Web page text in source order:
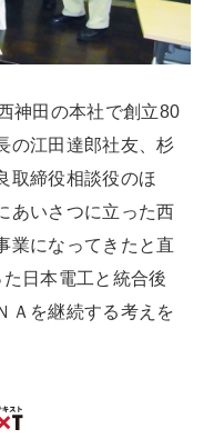
神田の本社で創立80
の江田達郎社友、杉
取締役相談役のほ
あいさつに立った西
業になってきたと直
日本電工と統合後
Ａを継続する考えを